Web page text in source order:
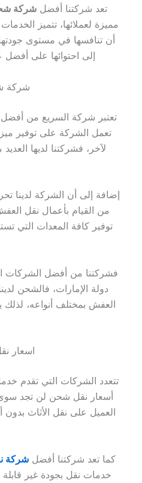
تعد شركتنا أفضلشركة
مميزة لعملائها، تتميز
أن تنافسها في مستوى
إلى احتوائها على
شركة
تعتبر شركة السريع من
تعمل الشركة على توفير
لآخر، فشركتنا لديها
إضافة إلى أن الشركة لدينا
من القيام بأعمال نقل
توفير كافة المعدات التي
فشركتنا من أفضل الشركات
دولة الإمارات، فالشحن
العفش بمختلف أنواعه، لذلك
اسعار
تتعدد الشركات التي تقدم
أسعار نقل شحن لن تجد
العميل على نقل الأثاث بدون
كما تعد شركتنا أفضل شركة
خدمات نقل بجودة غير قابلة